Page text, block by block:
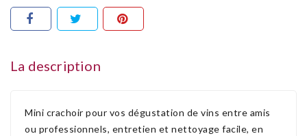
La description
Mini crachoir pour vos dégustation de vins entre amis
ou professionnels, entretien et nettoyage facile, en